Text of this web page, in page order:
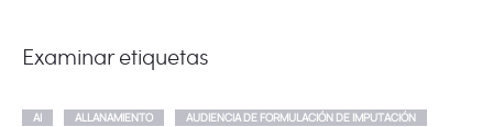
Examinar etiquetas
AI ALLANAMIENTO AUDIENCIA DE FORMULACIÓN DE IMPUTACIÓN